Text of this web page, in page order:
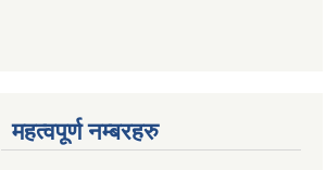
महत्वपूर्ण नम्बरहरु